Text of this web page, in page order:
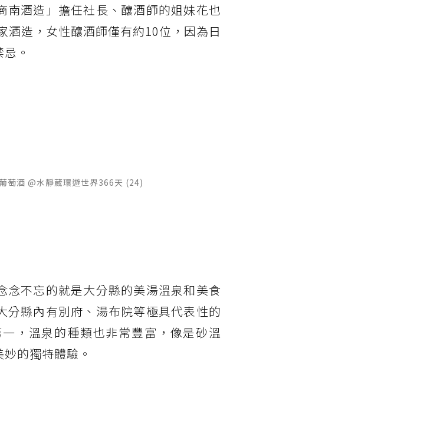
酒造」擔任社長、釀酒師的姐妹花也
造，女性釀酒師僅有約10位，因為日
。
萄酒 @水靜葳環遊世界366天 (24)
不忘的就是大分縣的美湯溫泉和美食
縣內有別府、湯布院等極具代表性的
，溫泉的種類也非常豐富，像是砂溫
的獨特體驗。